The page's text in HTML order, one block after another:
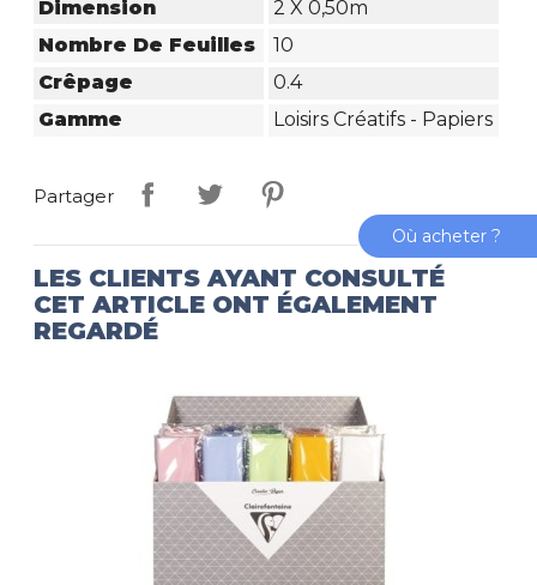
Dimension
2 X 0,50m
Nombre De Feuilles
10
Crêpage
0.4
Gamme
Loisirs Créatifs - Papiers
Partager
LES CLIENTS AYANT CONSULTÉ
CET ARTICLE ONT ÉGALEMENT
REGARDÉ
Où acheter ?